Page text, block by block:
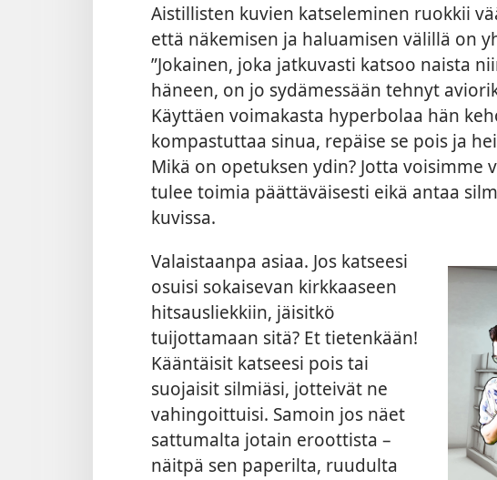
Aistillisten kuvien katseleminen ruokkii
että näkemisen ja haluamisen välillä on
”Jokainen, joka jatkuvasti katsoo naista
häneen, on jo sydämessään tehnyt
Käyttäen voimakasta hyperbolaa hän
kompastuttaa sinua, repäise se pois ja
Mikä on opetuksen ydin? Jotta voisimme
tulee toimia päättäväisesti eikä antaa
kuvissa.
Valaistaanpa asiaa. Jos katseesi
osuisi sokaisevan kirkkaaseen
hitsausliekkiin, jäisitkö
tuijottamaan sitä? Et tietenkään!
Kääntäisit katseesi pois tai
suojaisit silmiäsi, jotteivät ne
vahingoittuisi. Samoin jos näet
sattumalta jotain eroottista –
näitpä sen paperilta, ruudulta